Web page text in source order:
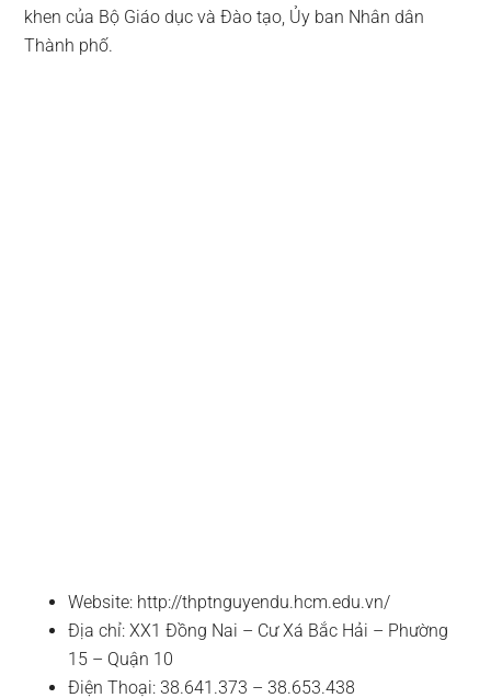
khen của Bộ Giáo dục và Đào tạo, Ủy ban Nhân dân
Thành phố.
Website: http://thptnguyendu.hcm.edu.vn/
Địa chỉ: XX1 Đồng Nai – Cư Xá Bắc Hải – Phường
15 – Quận 10
Điện Thoại: 38.641.373 – 38.653.438